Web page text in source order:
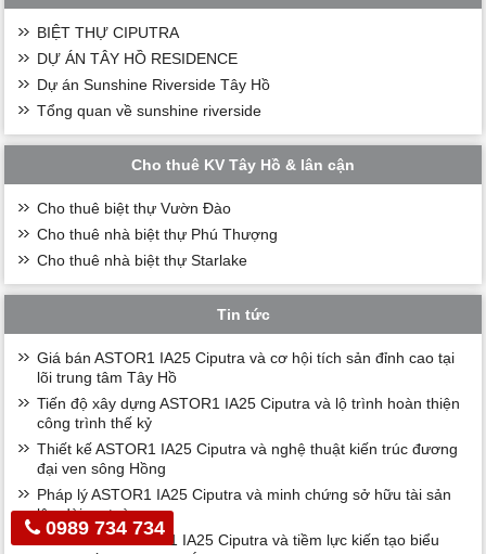
BIỆT THỰ CIPUTRA
DỰ ÁN TÂY HỒ RESIDENCE
Dự án Sunshine Riverside Tây Hồ
Tổng quan về sunshine riverside
Cho thuê KV Tây Hồ & lân cận
Cho thuê biệt thự Vườn Đào
Cho thuê nhà biệt thự Phú Thượng
Cho thuê nhà biệt thự Starlake
Tin tức
Giá bán ASTOR1 IA25 Ciputra và cơ hội tích sản đỉnh cao tại
lõi trung tâm Tây Hồ
Tiến độ xây dựng ASTOR1 IA25 Ciputra và lộ trình hoàn thiện
công trình thế kỷ
Thiết kế ASTOR1 IA25 Ciputra và nghệ thuật kiến trúc đương
đại ven sông Hồng
Pháp lý ASTOR1 IA25 Ciputra và minh chứng sở hữu tài sản
lâu dài an toàn
Chủ đầu tư ASTOR1 IA25 Ciputra và tiềm lực kiến tạo biểu
0989 734 734